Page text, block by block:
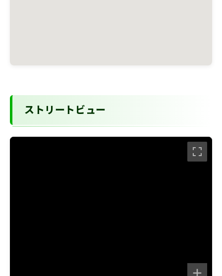
ストリートビュー